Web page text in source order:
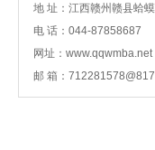
地 址：江西赣州赣县蛤
电 话：044-87858687
网址：www.qqwmba.net
邮 箱：